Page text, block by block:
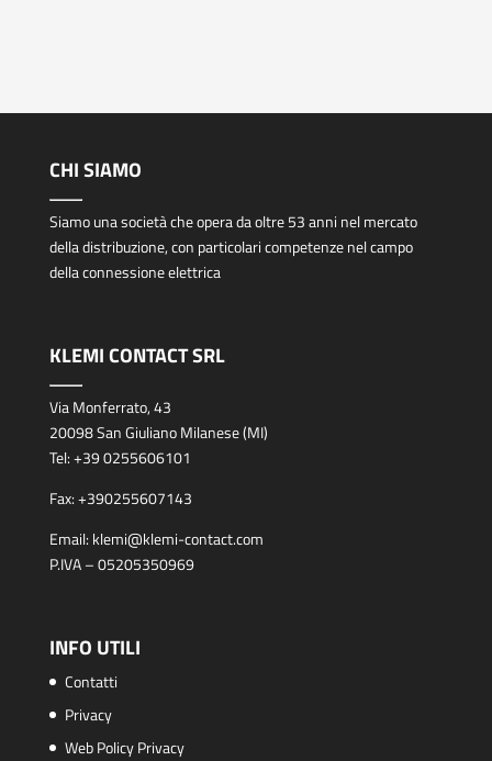
CHI SIAMO
Siamo una società che opera da oltre 53 anni nel mercato
della distribuzione, con particolari competenze nel campo
della connessione elettrica
KLEMI CONTACT SRL
Via Monferrato, 43
20098 San Giuliano Milanese (MI)
Tel:+39 0255606101
Fax:+390255607143
Email: klemi@klemi-contact.com
P.IVA – 05205350969
INFO UTILI
Contatti
Privacy
Web Policy Privacy